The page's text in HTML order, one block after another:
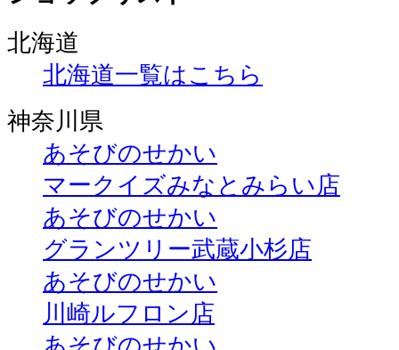
北海道
北海道一覧はこちら
神奈川県
あそびのせかい
マークイズみなとみらい店
あそびのせかい
グランツリー武蔵小杉店
あそびのせかい
川崎ルフロン店